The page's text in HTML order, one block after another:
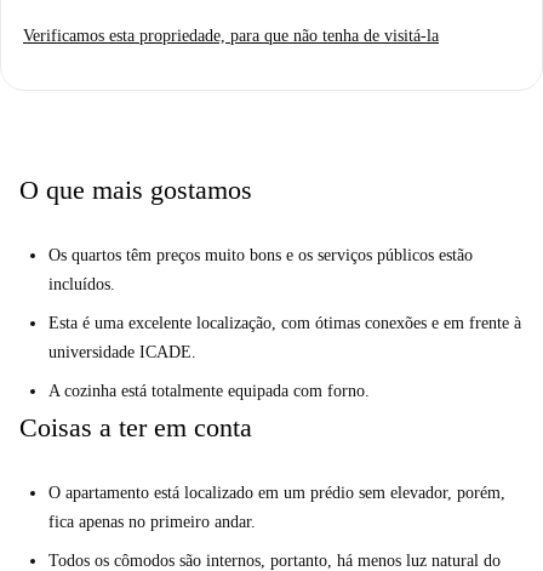
Verificamos esta propriedade, para que não tenha de visitá-la
O que mais gostamos
Os quartos têm preços muito bons e os serviços públicos estão
incluídos.
Esta é uma excelente localização, com ótimas conexões e em frente à
universidade ICADE.
A cozinha está totalmente equipada com forno.
Coisas a ter em conta
O apartamento está localizado em um prédio sem elevador, porém,
fica apenas no primeiro andar.
Todos os cômodos são internos, portanto, há menos luz natural do